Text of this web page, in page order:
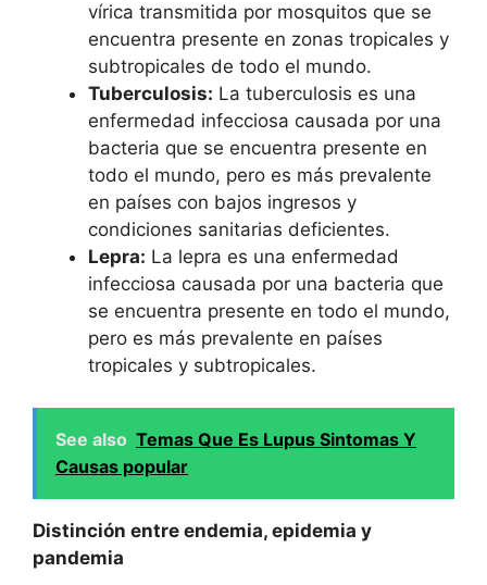
vírica transmitida por mosquitos que se
encuentra presente en zonas tropicales y
subtropicales de todo el mundo.
Tuberculosis: La tuberculosis es una
enfermedad infecciosa causada por una
bacteria que se encuentra presente en
todo el mundo, pero es más prevalente
en países con bajos ingresos y
condiciones sanitarias deficientes.
Lepra: La lepra es una enfermedad
infecciosa causada por una bacteria que
se encuentra presente en todo el mundo,
pero es más prevalente en países
tropicales y subtropicales.
See also Temas Que Es Lupus Sintomas Y
Causas popular
Distinción entre endemia, epidemia y
pandemia